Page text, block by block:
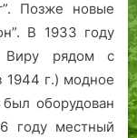
Позже новые
В 1933 году
Виру рядом с
1944 г.) модное
оборудован
году местный